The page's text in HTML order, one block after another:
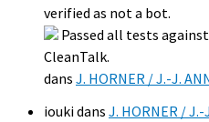
verified as not a bot.
Passed all tests
CleanTalk.
dans J. HORNER / J.-J.
ioukidans J. HORNER / J.-